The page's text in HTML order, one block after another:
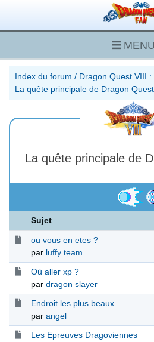
MENU
Index du forum / Dragon Quest VIII
La quête principale de Dragon
La quête principale de
Sujet
ou vous en etes ?
par luffy team
Où aller xp ?
par dragon slayer
Endroit les plus beaux
par angel
Les Epreuves Dragoviennes